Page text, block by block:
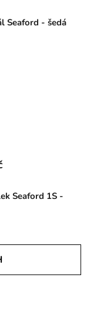
Seaford - šedá
Seaford 1S -